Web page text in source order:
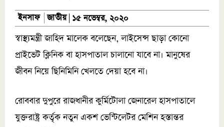
ইনসাফ জাতীয় ১৫ নভেম্বর, ২০২০
স্বাস্থ্যমন্ত্রী জাহিদ মালেক বলেছেন, লাইসেন্স ছাড়া কোনো
প্রাইভেট ক্লিনিক বা হাসপাতাল চালানো যাবে না। মানুষের
জীবন নিয়ে ছিনিমিনি খেলতে দেয়া হবে না।
রোববার দুপুরে রাজধানীর কুর্মিটোলা জেনারেল হাসপাতালে
যুক্তরাষ্ট্র কর্তৃক নতুন একশ ভেন্টিলেটর মেশিন হস্তান্তর